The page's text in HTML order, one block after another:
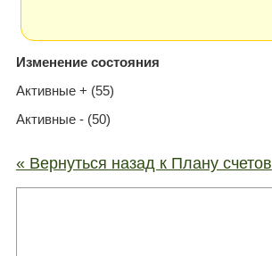
Изменение состояния
Активные + (55)
Активные - (50)
« Вернуться назад к Плану счетов